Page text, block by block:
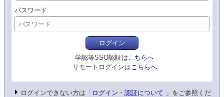
パスワード
ログイン
学認等SSO認証はこちらへ
リモートログインはこちらへ
ログインできない方は「 ログイン・認証について 」をご参照くだ